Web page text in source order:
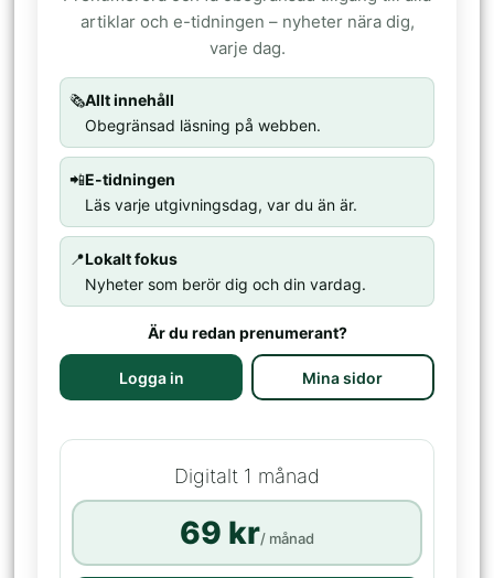
artiklar och e-tidningen – nyheter nära dig,
varje dag.
🗞️Allt innehåll
Obegränsad läsning på webben.
📲E-tidningen
Läs varje utgivningsdag, var du än är.
📍Lokalt fokus
Nyheter som berör dig och din vardag.
Är du redan prenumerant?
Logga in Mina sidor
Digitalt 1 månad
69 kr/ månad